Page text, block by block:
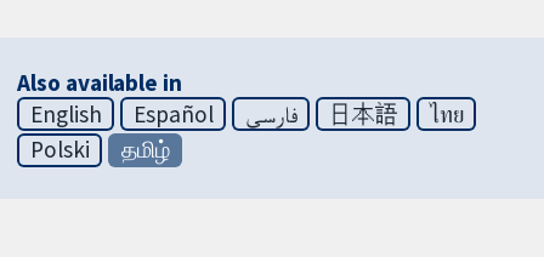
Also available in
English
Español فارسی 日本語
ไทย
Polski
தமிழ்